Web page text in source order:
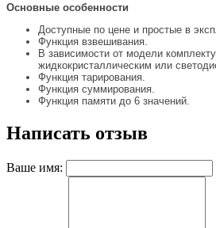
Основные особенности
Доступные по цене и простые в
Функция взвешивания.
В зависимости от модели
жидкокристаллическим или
Функция тарирования.
Функция суммирования.
Функция памяти до 6 значений.
Написать отзыв
Ваше имя: